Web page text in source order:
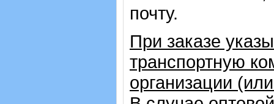
почту.
При заказе
транспортную
организации